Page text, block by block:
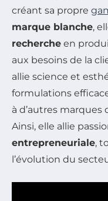
créant sa propre
marque blanche,
recherche en
aux besoins de la
allie science et
formulations
à d’autres marques
Ainsi, elle allie
entrepreneuriale,
l’évolution du